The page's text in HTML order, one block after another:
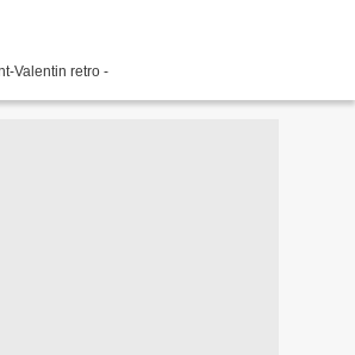
Valentin retro -